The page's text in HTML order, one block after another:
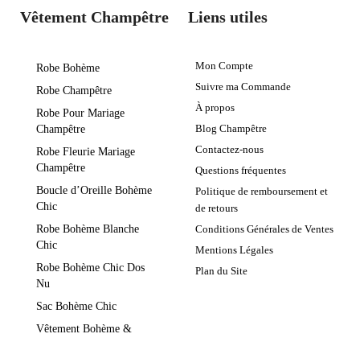
Vêtement Champêtre
Robe Bohème
Robe Champêtre
Robe Pour Mariage
Champêtre
Robe Fleurie Mariage
Champêtre
Boucle d’Oreille Bohème
Chic
Robe Bohème Blanche
Chic
Robe Bohème Chic Dos
Nu
Sac Bohème Chic
Vêtement Bohème &
Liens utiles
Mon Compte
Suivre ma Commande
À propos
Blog Champêtre
Contactez-nous
Questions fréquentes
Politique de remboursement et
de retours
Conditions Générales de Ventes
Mentions Légales
Plan du Site